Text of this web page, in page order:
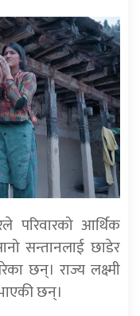
परिवारको आर्थिक
सन्तानलाई छाडेर
छन्। राज्य लक्ष्मी
छन्।